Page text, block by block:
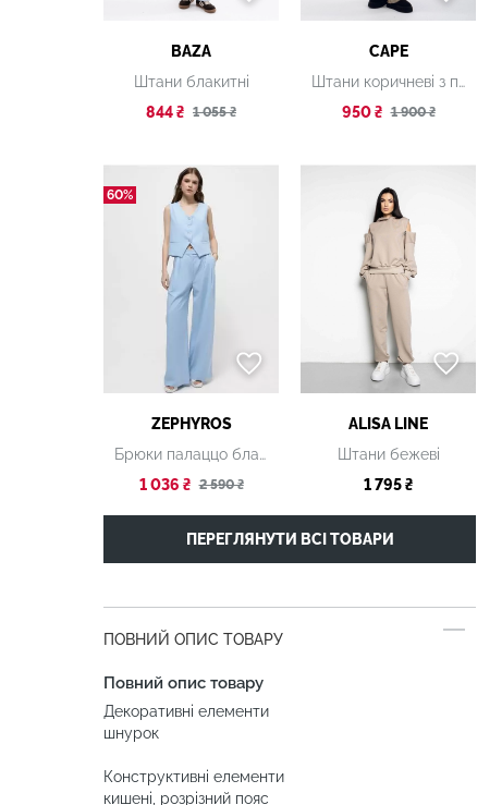
BAZA
Штани блакитні
844 ₴ 1 055 ₴
CAPE
Штани коричневі з принтом
950 ₴ 1 900 ₴
60%
ZEPHYROS
Брюки палаццо блакитні
1 036 ₴ 2 590 ₴
ALISA LINE
Штани бежеві
1 795 ₴
ПЕРЕГЛЯНУТИ ВСІ ТОВАРИ
ПОВНИЙ ОПИС ТОВАРУ
Повний опис товару
Декоративні елементи
шнурок
Конструктивні елементи
кишені, розрізний пояс